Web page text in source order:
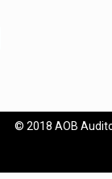
© 2018 AOB